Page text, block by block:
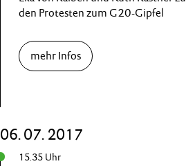
den Protesten zum G20-Gipfel
mehr Infos
06. 07. 2017
15.35 Uhr